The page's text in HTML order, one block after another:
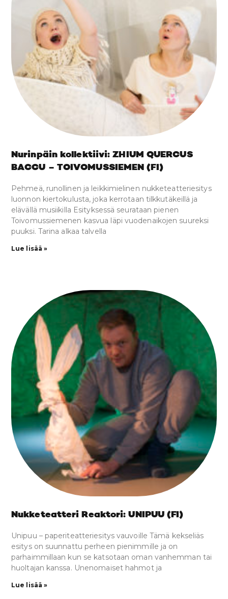
Nurinpäin kollektiivi: ZHIUM QUERCUS
BACCU – TOIVOMUSSIEMEN (FI)
Pehmeä, runollinen ja leikkimielinen nukketeatteriesitys
luonnon kiertokulusta, joka kerrotaan tilkkutäkeillä ja
elävällä musiikilla Esityksessä seurataan pienen
Toivomussiemenen kasvua läpi vuodenaikojen suureksi
puuksi. Tarina alkaa talvella
Lue lisää »
Nukketeatteri Reaktori: UNIPUU (FI)
Unipuu – paperiteatteriesitys vauvoille Tämä kekseliäs
esitys on suunnattu perheen pienimmille ja on
parhaimmillaan kun se katsotaan oman vanhemman tai
huoltajan kanssa. Unenomaiset hahmot ja
Lue lisää »